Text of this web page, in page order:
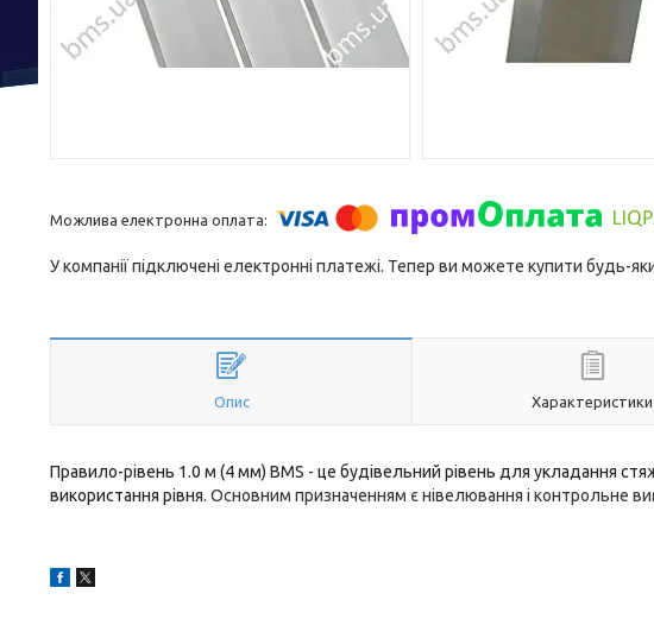
У компанії підключені електронні платежі. Тепер ви можете купити будь-
Опис Характеристики
Правило-рівень 1.0 м (4 мм) BMS - це будівельний рівень для укладання
використання рівня. Основним призначенням є нівелювання і контрольне